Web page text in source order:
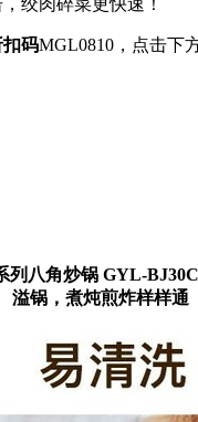
扣码MGL0810 ，点击下
列八角炒锅 GYL-
溢锅，煮炖煎炸样样通